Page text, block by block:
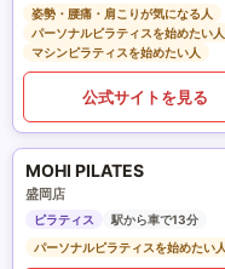
姿勢・腰痛・肩こりが気になる人
パーソナルピラティスを始めたい人
マシンピラティスを始めたい人
公式サイトを見る
MOHI PILATES
盛岡店
ピラティス
駅から車で13分
パーソナルピラティスを始めたい人